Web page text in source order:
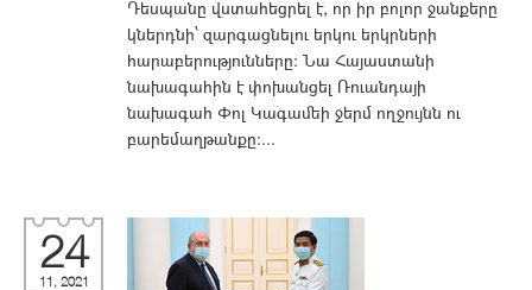
Դեսպանը վստահեցրել է, որ իր բոլոր ջանքերը
կներդնի՝ զարգացնելու երկու երկրների
հարաբերությունները: Նա Հայաստանի
նախագահին է փոխանցել Ռուանդայի
նախագահ Փոլ Կագամեի ջերմ ողջույնն ու
բարեմաղթանքը:...
24
11, 2021